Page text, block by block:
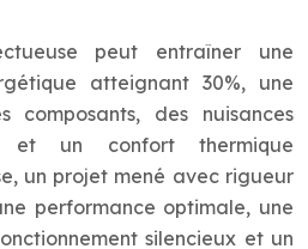
peut entraîner une
atteignant 30%, une
composants, des nuisances
et un confort thermique
un projet mené avec rigueur
performance optimale, une
silencieux et un